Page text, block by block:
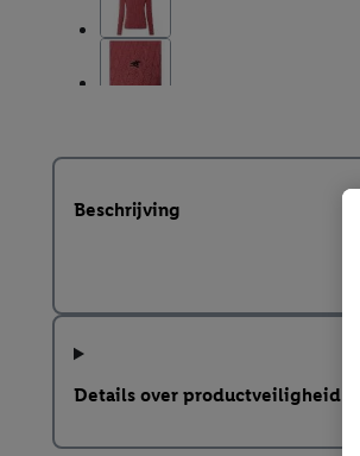
Beschrijving
Details over productveiligheid